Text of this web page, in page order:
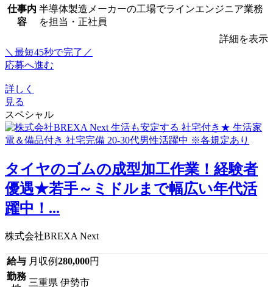
仕事内
容
半導体製造メーカーの工場でラインエンジニア業務
を担当・正社員
詳細を表示
＼最短45秒で完了／
応募へ進む
詳しく
見る
スペシャル
タイヤのゴムの成型加工作業！経験者
優遇★若手～ミドルまで幅広い年代活
躍中！...
株式会社BREXA Next
給与 月収例280,000円
勤務
三重県 伊勢市